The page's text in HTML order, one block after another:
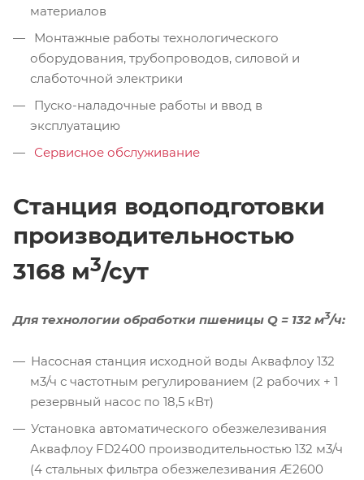
материалов
Монтажные работы технологического
оборудования, трубопроводов, силовой и
слаботочной электрики
Пуско-наладочные работы и ввод в
эксплуатацию
Сервисное обслуживание
Станция водоподготовки
производительностью
3168 м3/сут
Для технологии обработки пшеницы Q = 132 м3/ч:
Насосная станция исходной воды Аквафлоу 132
м3/ч с частотным регулированием (2 рабочих + 1
резервный насос по 18,5 кВт)
Установка автоматического обезжелезивания
Аквафлоу FD2400 производительностью 132 м3/ч
(4 стальных фильтра обезжелезивания Æ2600